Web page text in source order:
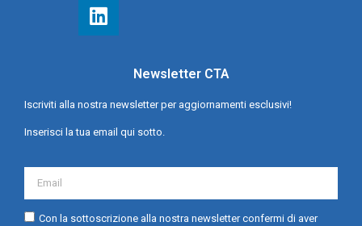
Newsletter CTA
Iscriviti alla nostra newsletter per aggiornamenti esclusivi!
Inserisci la tua email qui sotto.
Con la sottoscrizione alla nostra newsletter confermi di aver